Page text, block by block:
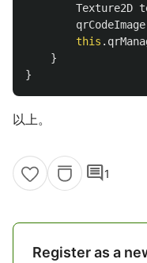
Texture2D
qrCodeImage
this .
}
}
以上。
comment1
Register as a